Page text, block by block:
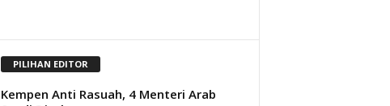
PILIHAN EDITOR
Kempen Anti Rasuah, 4 Menteri Arab